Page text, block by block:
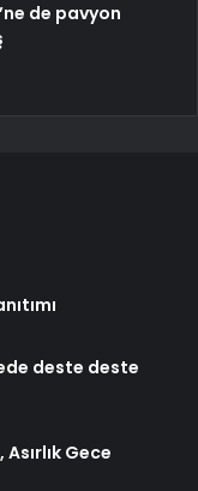
de pavyon
deste deste
Gece